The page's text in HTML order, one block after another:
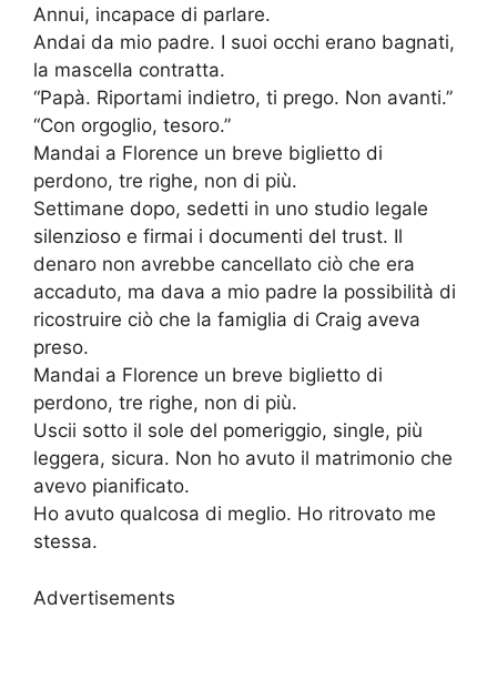
Annui, incapace di parlare.
Andai da mio padre. I suoi occhi erano bagnati,
la mascella contratta.
“Papà. Riportami indietro, ti prego. Non avanti.”
“Con orgoglio, tesoro.”
Mandai a Florence un breve biglietto di
perdono, tre righe, non di più.
Settimane dopo, sedetti in uno studio legale
silenzioso e firmai i documenti del trust. Il
denaro non avrebbe cancellato ciò che era
accaduto, ma dava a mio padre la possibilità di
ricostruire ciò che la famiglia di Craig aveva
preso.
Mandai a Florence un breve biglietto di
perdono, tre righe, non di più.
Uscii sotto il sole del pomeriggio, single, più
leggera, sicura. Non ho avuto il matrimonio che
avevo pianificato.
Ho avuto qualcosa di meglio. Ho ritrovato me
stessa.
Advertisements